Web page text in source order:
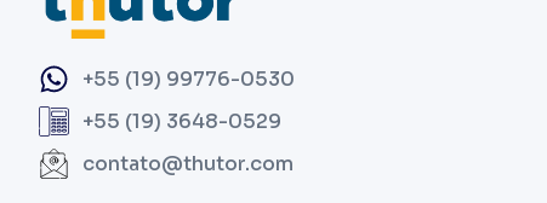
+55 (19) 99776-0530
+55 (19) 3648-0529
contato@thutor.com